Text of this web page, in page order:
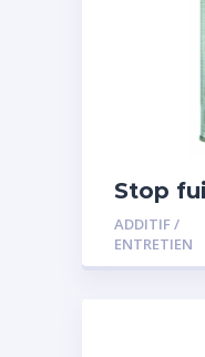
Stop
ADDITIF /
ENTRETIEN